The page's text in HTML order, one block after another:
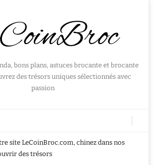
bons plans, astuces brocante et brocante
des trésors uniques sélectionnés avec
passion
site LeCoinBroc.com, chinez dans nos
des trésors